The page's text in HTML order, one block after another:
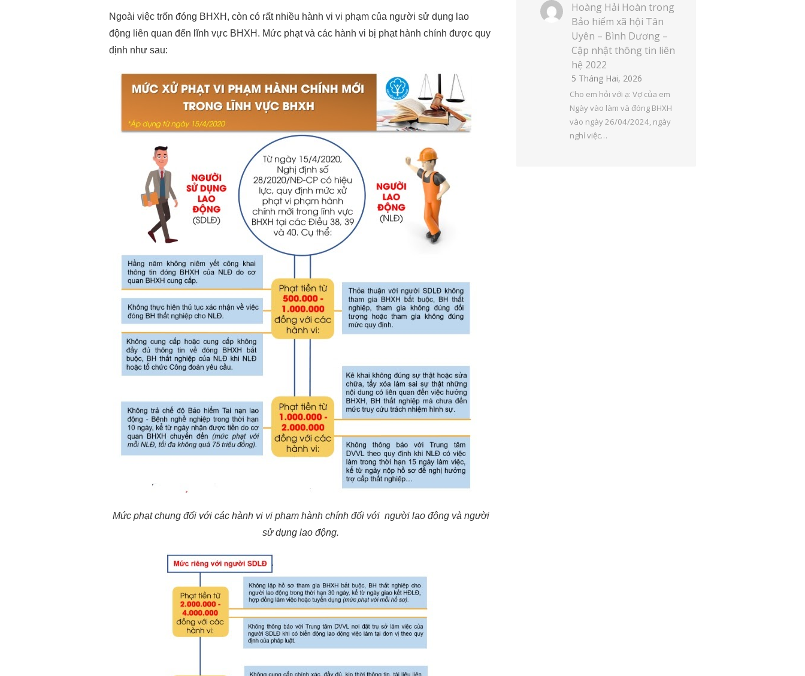
Ngoài việc trốn đóng BHXH, còn có rất nhiều hành vi vi phạm của người sử dụng lao
động liên quan đến lĩnh vực BHXH. Mức phạt và các hành vi bị phạt hành chính được quy
định như sau:
Mức phạt chung đối với các hành vi vi phạm hành chính đối với người lao động và người
sử dụng lao động.
Hoàng Hải Hoàn trong
Bảo hiểm xã hội Tân
Uyên – Bình Dương –
Cập nhật thông tin liên
hệ 2022
5 Tháng Hai, 2026
Cho em hỏi với ạ: Vợ của em
Ngày vào làm và đóng BHXH
vào ngày 26/04/2024, ngày
nghỉ việc…